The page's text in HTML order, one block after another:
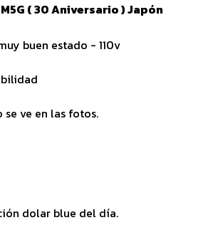
M5G ( 30 Aniversario ) Japón
buen estado - 110v
se ve en las fotos.
dolar blue del día.